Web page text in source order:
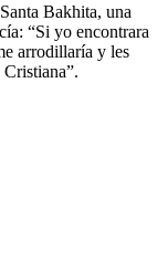
Bakhita, una
“Si yo encontrara
arrodillaría y les
Cristiana”.